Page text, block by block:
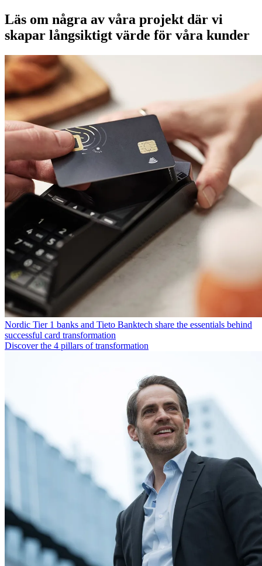
Läs om några av våra projekt där vi
skapar långsiktigt värde för våra kunder
Nordic Tier 1 banks and Tieto Banktech share the essentials behind
successful card transformation
Discover the 4 pillars of transformation